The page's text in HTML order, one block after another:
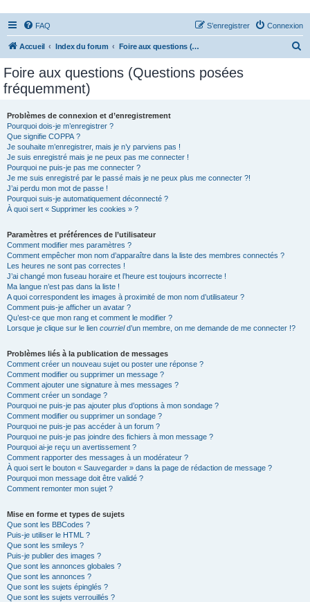
FAQ Connexion
S’enregistrer
Accueil Index du forum Foire aux questions (Questions posées fréquemment)
Foire aux questions (Questions posées
fréquemment)
Problèmes de connexion et d’enregistrement
Pourquoi dois-je m’enregistrer ?
Que signifie COPPA ?
Je souhaite m’enregistrer, mais je n’y parviens pas !
Je suis enregistré mais je ne peux pas me connecter !
Pourquoi ne puis-je pas me connecter ?
Je me suis enregistré par le passé mais je ne peux plus me connecter ?!
J’ai perdu mon mot de passe !
Pourquoi suis-je automatiquement déconnecté ?
À quoi sert « Supprimer les cookies » ?
Paramètres et préférences de l’utilisateur
Comment modifier mes paramètres ?
Comment empêcher mon nom d’apparaître dans la liste des membres connectés ?
Les heures ne sont pas correctes !
J’ai changé mon fuseau horaire et l’heure est toujours incorrecte !
Ma langue n’est pas dans la liste !
A quoi correspondent les images à proximité de mon nom d’utilisateur ?
Comment puis-je afficher un avatar ?
Qu’est-ce que mon rang et comment le modifier ?
Lorsque je clique sur le lien courrield’un membre, on me demande de me connecter !?
Problèmes liés à la publication de messages
Comment créer un nouveau sujet ou poster une réponse ?
Comment modifier ou supprimer un message ?
Comment ajouter une signature à mes messages ?
Comment créer un sondage ?
Pourquoi ne puis-je pas ajouter plus d’options à mon sondage ?
Comment modifier ou supprimer un sondage ?
Pourquoi ne puis-je pas accéder à un forum ?
Pourquoi ne puis-je pas joindre des fichiers à mon message ?
Pourquoi ai-je reçu un avertissement ?
Comment rapporter des messages à un modérateur ?
À quoi sert le bouton « Sauvegarder » dans la page de rédaction de message ?
Pourquoi mon message doit être validé ?
Comment remonter mon sujet ?
Mise en forme et types de sujets
Que sont les BBCodes ?
Puis-je utiliser le HTML ?
Que sont les smileys ?
Puis-je publier des images ?
Que sont les annonces globales ?
Que sont les annonces ?
Que sont les sujets épinglés ?
Que sont les sujets verrouillés ?